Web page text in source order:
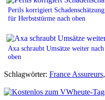
Perils korrigiert Schadenschätzung
für Herbststürme nach oben
Axa schraubt Umsätze weiter nach
oben
Schlagwörter: France Assureurs,